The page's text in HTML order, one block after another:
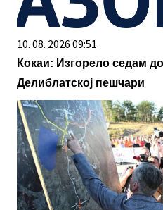
10. 08. 2026 09:51
Кокаи: Изгорело седам
Делиблатској пешчари